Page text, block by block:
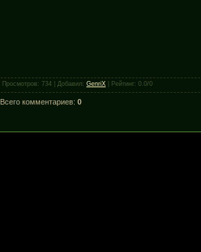
Просмотров: 734 Добавил: GenriX Рейтинг: 0.0/0
Всего комментариев: 0